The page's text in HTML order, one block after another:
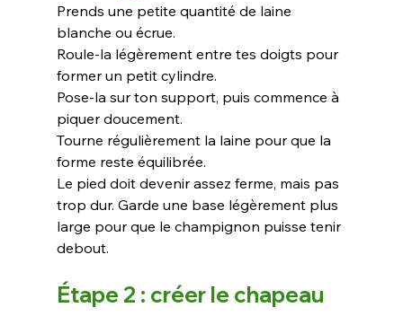
Prends une petite quantité de laine
blanche ou écrue.
Roule-la légèrement entre tes doigts pour
former un petit cylindre.
Pose-la sur ton support, puis commence à
piquer doucement.
Tourne régulièrement la laine pour que la
forme reste équilibrée.
Le pied doit devenir assez ferme, mais pas
trop dur. Garde une base légèrement plus
large pour que le champignon puisse tenir
debout.
Étape 2 : créer le chapeau